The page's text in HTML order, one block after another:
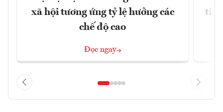
xã hội tương ứng tỷ lệ hưởng các
chế độ cao
Đọc ngay